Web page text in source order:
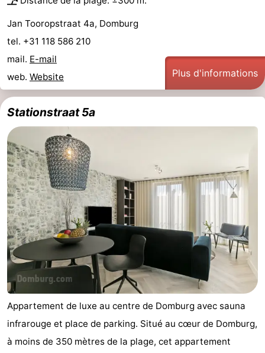
Jan Tooropstraat 4a, Domburg
tel. +31 118 586 210
mail. E-mail
web. Website Plus d'informations
Stationstraat 5a
Appartement de luxe au centre de Domburg avec sauna
infrarouge et place de parking. Situé au cœur de Domburg,
à moins de 350 mètres de la plage, cet appartement